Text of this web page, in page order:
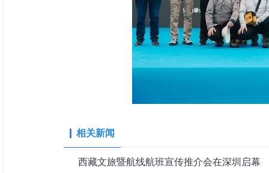
相关新闻
西藏文旅暨航线航班宣传推介会在深圳启幕